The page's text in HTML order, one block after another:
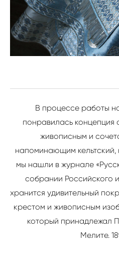
В процессе работы
понравилась концепция
живописным и
напоминающим
мы нашли в журнале
собрании Российского
хранится удивительный
крестом и живописным
который принадлежал
Мелите.